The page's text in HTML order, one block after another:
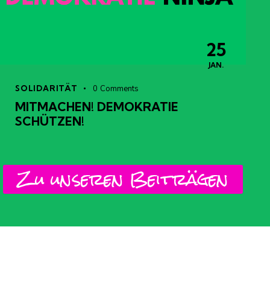
25
JAN.
SOLIDARITÄT 0 Comments
MITMACHEN! DEMOKRATIE
SCHÜTZEN!
Zu unseren Beiträgen